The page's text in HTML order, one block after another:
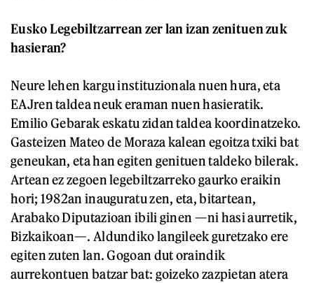
Eusko Legebiltzarrean zer lan izan zenituen zuk
hasieran?
Neure lehen kargu instituzionala nuen hura, eta
EAJren taldea neuk eraman nuen hasieratik.
Emilio Gebarak eskatu zidan taldea koordinatzeko.
Gasteizen Mateo de Moraza kalean egoitza txiki bat
geneukan, eta han egiten genituen taldeko bilerak.
Artean ez zegoen legebiltzarreko gaurko eraikin
hori; 1982an inauguratu zen, eta, bitartean,
Arabako Diputazioan ibili ginen —ni hasi aurretik,
Bizkaikoan—. Aldundiko langileek guretzako ere
egiten zuten lan. Gogoan dut oraindik
aurrekontuen batzar bat: goizeko zazpietan atera